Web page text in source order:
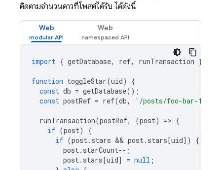
ติดตามจำนวนดาวที่โพสต์ได้รับ ได้ดังนี้
Web Web
import { getDatabase, ref, runTransaction }
function toggleStar(uid)
{
const db = getDatabase();
const postRef = ref(db, '/posts/foo-bar-123'
runTransaction(postRef, (post) => {
if (post)
{
if (post. stars && post. stars[uid])
{
post. starCount-- ;
post. stars[uid] = null ;